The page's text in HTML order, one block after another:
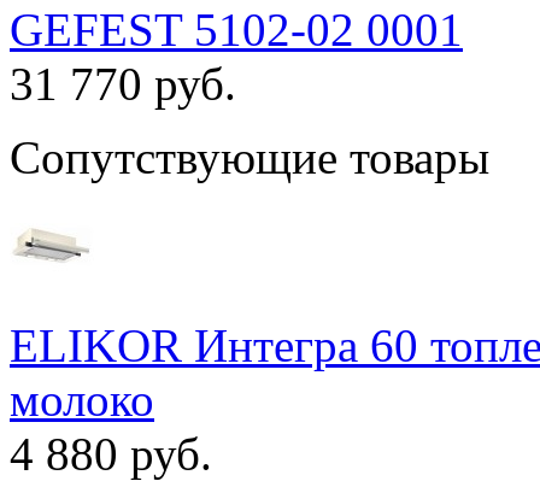
GEFEST 5102-02 0001
31 770 руб.
Сопутствующие товары
ELIKOR Интегра 60
молоко
4 880 руб.